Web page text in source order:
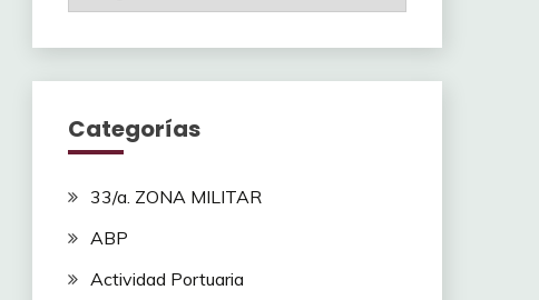
Categorías
33/a. ZONA MILITAR
ABP
Actividad Portuaria